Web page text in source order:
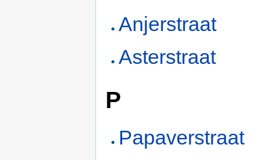
Anjerstraat
Asterstraat
P
Papaverstraat